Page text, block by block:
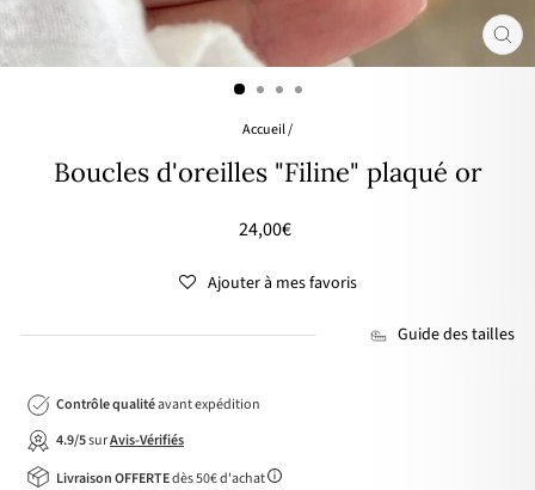
Accueil/
Boucles d'oreilles "Filine" plaqué or
Prix
24,00€
Ajouter à mes favoris
Guide des tailles
Contrôle qualitéavant expédition
4.9/5surAvis-Vérifiés
Livraison OFFERTEdès 50€ d'achat